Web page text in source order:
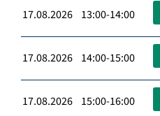
17.08.2026 13:00-14:00
17.08.2026 14:00-15:00
17.08.2026 15:00-16:00